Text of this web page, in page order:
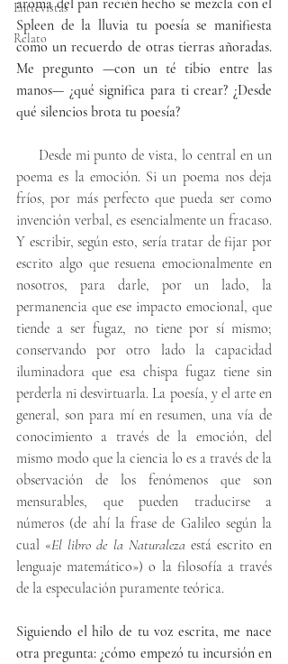
Entrevistas
Relato
aroma del pan recién hecho se mezcla con el
Spleen de la lluvia tu poesía se manifiesta
como un recuerdo de otras tierras añoradas.
Me pregunto —con un té tibio entre las
manos— ¿qué significa para ti crear? ¿Desde
qué silencios brota tu poesía?
Desde mi punto de vista, lo central en un
poema es la emoción. Si un poema nos deja
fríos, por más perfecto que pueda ser como
invención verbal, es esencialmente un fracaso.
Y escribir, según esto, sería tratar de fijar por
escrito algo que resuena emocionalmente en
nosotros, para darle, por un lado, la
permanencia que ese impacto emocional, que
tiende a ser fugaz, no tiene por sí mismo;
conservando por otro lado la capacidad
iluminadora que esa chispa fugaz tiene sin
perderla ni desvirtuarla. La poesía, y el arte en
general, son para mí en resumen, una vía de
conocimiento a través de la emoción, del
mismo modo que la ciencia lo es a través de la
observación de los fenómenos que son
mensurables, que pueden traducirse a
números (de ahí la frase de Galileo según la
cual «El libro de la Naturaleza está escrito en
lenguaje matemático») o la filosofía a través
de la especulación puramente teórica.
Siguiendo el hilo de tu voz escrita, me nace
otra pregunta: ¿cómo empezó tu incursión en